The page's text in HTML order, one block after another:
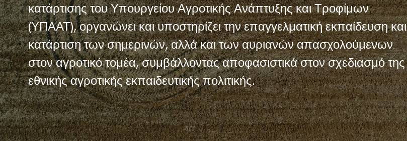
κατάρτισης του Υπουργείου Αγροτικής Ανάπτυξης και Τροφίμων
(ΥΠΑΑΤ), οργανώνει και υποστηρίζει την επαγγελματική εκπαίδευση και
κατάρτιση των σημερινών, αλλά και των αυριανών απασχολούμενων
στον αγροτικό τομέα, συμβάλλοντας αποφασιστικά στον σχεδιασμό της
εθνικής αγροτικής εκπαιδευτικής πολιτικής.